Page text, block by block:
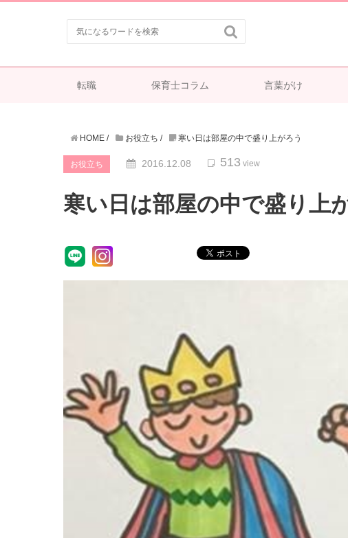

転職 保育士コラム 言葉がけ
HOME / お役立ち / 寒い日は部屋の中で盛り上がろう
お役立ち 2016.12.08 513 view
寒い日は部屋の中で盛り上